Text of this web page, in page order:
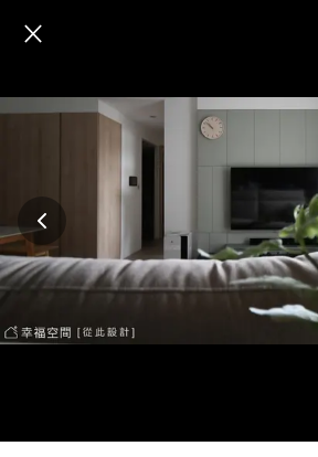
客變木質美宅 品
×